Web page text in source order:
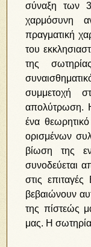
σύναξη των
χαρμόσυνη
πραγματική
του
της
συμμετοχή
απολύτρωση.
ένα
ορισμένων
βίωση της
συνοδεύεται
στις
βεβαιώνουν
της πίστεώς
μας. Η σωτηρία